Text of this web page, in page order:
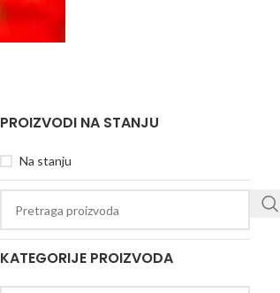
PROIZVODI NA STANJU
Na stanju
KATEGORIJE PROIZVODA